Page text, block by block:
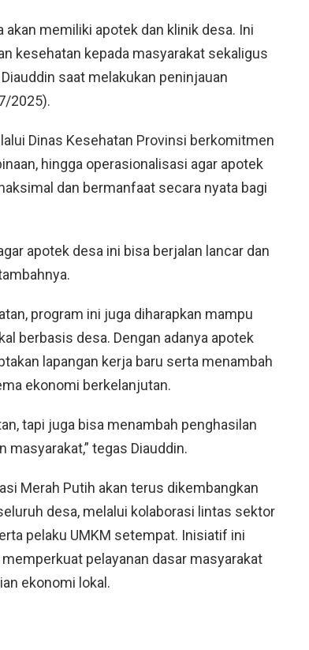
akan memiliki apotek dan klinik desa. Ini
kesehatan kepada masyarakat sekaligus
saat melakukan peninjauan
2025).
Dinas Kesehatan Provinsi berkomitmen
hingga operasionalisasi agar apotek
dan bermanfaat secara nyata bagi
apotek desa ini bisa berjalan lancar dan
program ini juga diharapkan mampu
berbasis desa. Dengan adanya apotek
lapangan kerja baru serta menambah
ekonomi berkelanjutan.
tapi juga bisa menambah penghasilan
tegas Diauddin.
Merah Putih akan terus dikembangkan
desa, melalui kolaborasi lintas sektor
pelaku UMKM setempat. Inisiatif ini
pelayanan dasar masyarakat
ekonomi lokal.